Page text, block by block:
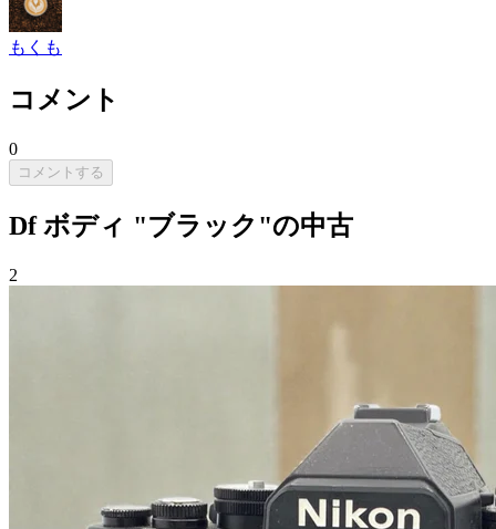
もくも
コメント
0
コメントする
Df ボディ "ブラック"の中古
2